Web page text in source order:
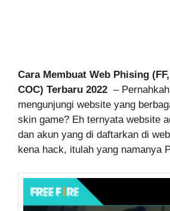
Cara Membuat Web Phising
COC) Terbaru 2022 –
mengunjungi website yang
skin game? Eh ternyata website
dan akun yang di daftarkan di
kena hack, itulah yang namanya